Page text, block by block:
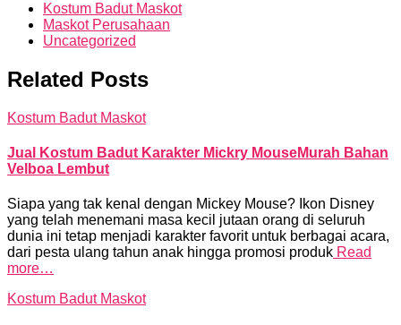
Kostum Badut Maskot
Maskot Perusahaan
Uncategorized
Related Posts
Kostum Badut Maskot
Jual Kostum Badut Karakter Mickry MouseMurah Bahan
Velboa Lembut
Siapa yang tak kenal dengan Mickey Mouse? Ikon Disney
yang telah menemani masa kecil jutaan orang di seluruh
dunia ini tetap menjadi karakter favorit untuk berbagai acara,
dari pesta ulang tahun anak hingga promosi produk Read
more…
Kostum Badut Maskot